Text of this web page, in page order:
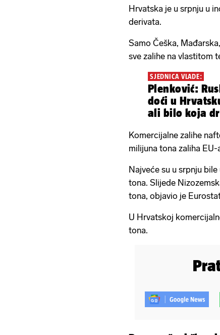
Hrvatska je u srpnju u
derivata.
Samo Češka,
sve zalihe na vlastitom
SJEDNICA VLADE:
Plenković:
doći u
ali bilo koja
Komercijalne zalihe
milijuna tona zaliha EU-
Najveće su u srpnju
tona. Slijede
tona, objavio je
U Hrvatskoj
tona.